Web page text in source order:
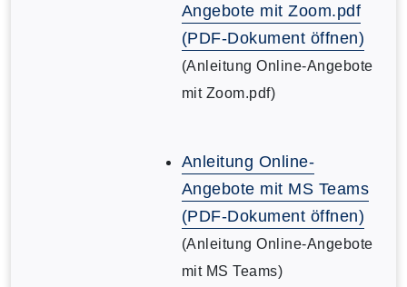
Angebote mit Zoom.pdf
(PDF-Dokument öffnen)
(Anleitung Online-Angebote
mit Zoom.pdf)
Anleitung Online-
Angebote mit MS Teams
(PDF-Dokument öffnen)
(Anleitung Online-Angebote
mit MS Teams)